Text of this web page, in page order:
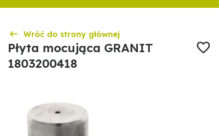
Wróć do strony głównej
Płyta mocująca GRANIT
1803200418